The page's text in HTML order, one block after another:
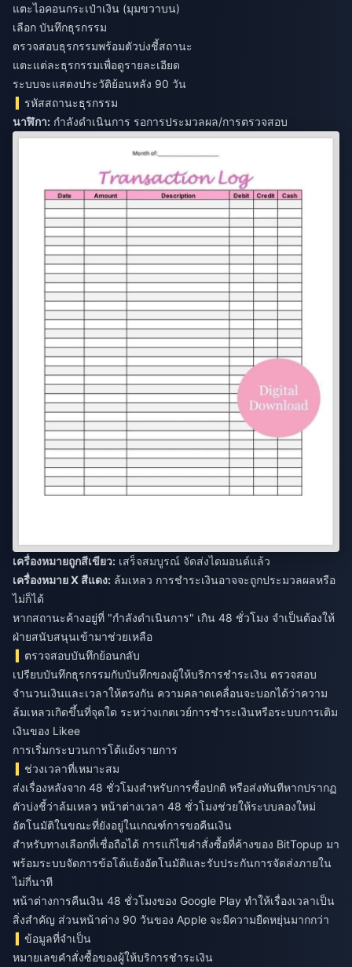
แตะไอคอนกระเป๋าเงิน (มุมขวาบน)
เลือก บันทึกธุรกรรม
ตรวจสอบธุรกรรมพร้อมตัวบ่งชี้สถานะ
แตะแต่ละธุรกรรมเพื่อดูรายละเอียด
ระบบจะแสดงประวัติย้อนหลัง 90 วัน
รหัสสถานะธุรกรรม
นาฬิกา: กำลังดำเนินการ รอการประมวลผล/การตรวจสอบ
เครื่องหมายถูกสีเขียว: เสร็จสมบูรณ์ จัดส่งไดมอนด์แล้ว
เครื่องหมาย X สีแดง: ล้มเหลว การชำระเงินอาจจะถูกประมวลผลหรือ
ไม่ก็ได้
หากสถานะค้างอยู่ที่ "กำลังดำเนินการ" เกิน 48 ชั่วโมง จำเป็นต้องให้
ฝ่ายสนับสนุนเข้ามาช่วยเหลือ
ตรวจสอบบันทึกย้อนกลับ
เปรียบบันทึกธุรกรรมกับบันทึกของผู้ให้บริการชำระเงิน ตรวจสอบ
จำนวนเงินและเวลาให้ตรงกัน ความคลาดเคลื่อนจะบอกได้ว่าความ
ล้มเหลวเกิดขึ้นที่จุดใด ระหว่างเกตเวย์การชำระเงินหรือระบบการเติม
เงินของ Likee
การเริ่มกระบวนการโต้แย้งรายการ
ช่วงเวลาที่เหมาะสม
ส่งเรื่องหลังจาก 48 ชั่วโมงสำหรับการซื้อปกติ หรือส่งทันทีหากปรากฏ
ตัวบ่งชี้ว่าล้มเหลว หน้าต่างเวลา 48 ชั่วโมงช่วยให้ระบบลองใหม่
อัตโนมัติในขณะที่ยังอยู่ในเกณฑ์การขอคืนเงิน
สำหรับทางเลือกที่เชื่อถือได้ การแก้ไขคำสั่งซื้อที่ค้างของ BitTopup มา
พร้อมระบบจัดการข้อโต้แย้งอัตโนมัติและรับประกันการจัดส่งภายใน
ไม่กี่นาที
หน้าต่างการคืนเงิน 48 ชั่วโมงของ Google Play ทำให้เรื่องเวลาเป็น
สิ่งสำคัญ ส่วนหน้าต่าง 90 วันของ Apple จะมีความยืดหยุ่นมากกว่า
ข้อมูลที่จำเป็น
หมายเลขคำสั่งซื้อของผู้ให้บริการชำระเงิน